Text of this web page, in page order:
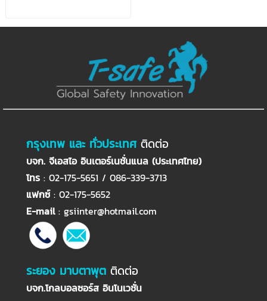
กรุงเทพ และ ทั่วประเทศ ติดต่อ
บจก. จีเอสไอ อินเตอร์เนชั่นแนล (ประเทศไทย)
โทร : 02-175-5651 / 086-339-3713
แฟกซ์: 02-175-5652
E-mail: gsiinter@hotmail.com
ระยอง มาบตาพุต ติดต่อ
บจก.โกลบอลซอร์ส อินโนเวชั่น